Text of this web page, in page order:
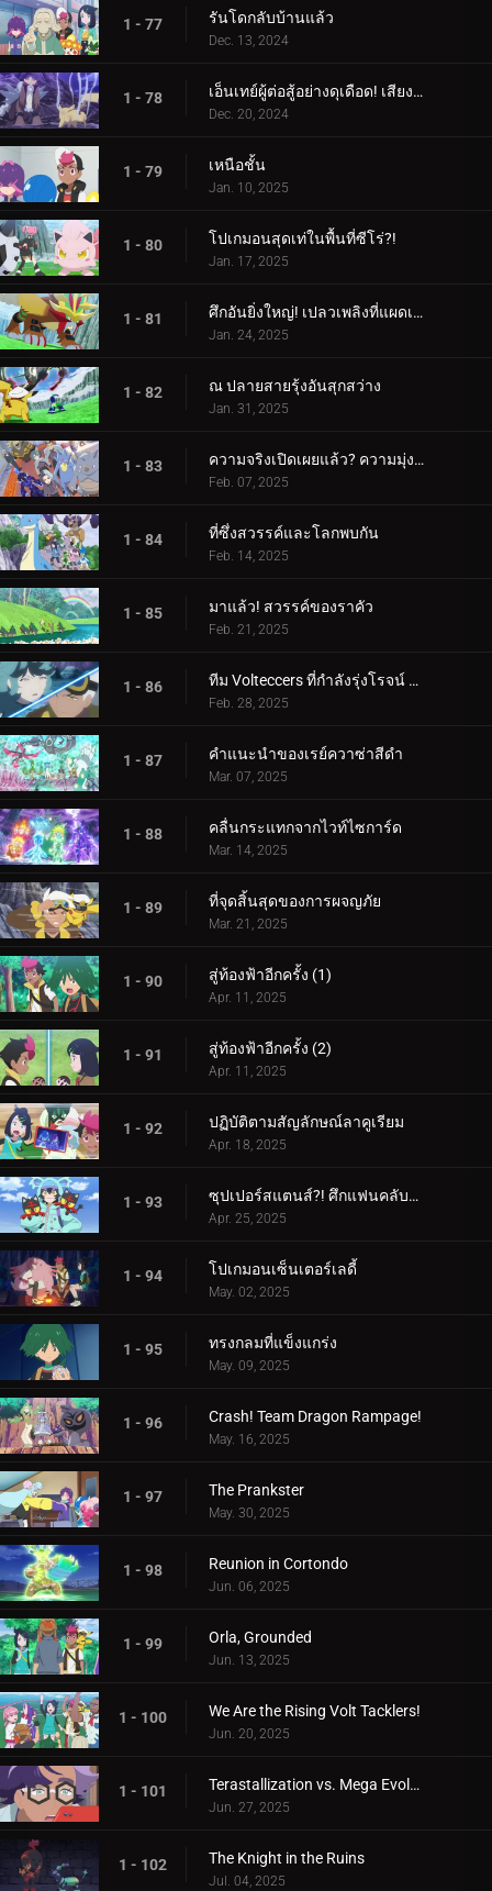
1 - 77 รันโดกลับบ้านแล้ว
Dec. 13, 2024
1 - 78 เอ็นเทย์ผู้ต่อสู้อย่างดุเดือด! เสียงร้องแห่งเปลวเพลิง!!!
Dec. 20, 2024
1 - 79 เหนือชั้น
Jan. 10, 2025
1 - 80 โปเกมอนสุดเท่ในพื้นที่ซีโร่?!
Jan. 17, 2025
1 - 81 ศึกอันยิ่งใหญ่! เปลวเพลิงที่แผดเผาโลก
Jan. 24, 2025
1 - 82 ณ ปลายสายรุ้งอันสุกสว่าง
Jan. 31, 2025
1 - 83 ความจริงเปิดเผยแล้ว? ความมุ่งมั่นของอเมทิโอ
Feb. 07, 2025
1 - 84 ที่ซึ่งสวรรค์และโลกพบกัน
Feb. 14, 2025
1 - 85 มาแล้ว! สวรรค์ของราคัว
Feb. 21, 2025
1 - 86 ทีม Volteccers ที่กำลังรุ่งโรจน์ ปะทะ ทีม Explorers!
Feb. 28, 2025
1 - 87 คำแนะนำของเรย์ควาซ่าสีดำ
Mar. 07, 2025
1 - 88 คลื่นกระแทกจากไวท์ไซการ์ด
Mar. 14, 2025
1 - 89 ที่จุดสิ้นสุดของการผจญภัย
Mar. 21, 2025
1 - 90 สู่ท้องฟ้าอีกครั้ง (1)
Apr. 11, 2025
1 - 91 สู่ท้องฟ้าอีกครั้ง (2)
Apr. 11, 2025
1 - 92 ปฏิบัติตามสัญลักษณ์ลาคูเรียม
Apr. 18, 2025
1 - 93 ซุปเปอร์สแตนส์?! ศึกแฟนคลับคุรุมิน!!
Apr. 25, 2025
1 - 94 โปเกมอนเซ็นเตอร์เลดี้
May. 02, 2025
1 - 95 ทรงกลมที่แข็งแกร่ง
May. 09, 2025
1 - 96 Crash! Team Dragon Rampage!
May. 16, 2025
1 - 97 The Prankster
May. 30, 2025
1 - 98 Reunion in Cortondo
Jun. 06, 2025
1 - 99 Orla, Grounded
Jun. 13, 2025
1 - 100 We Are the Rising Volt Tacklers!
Jun. 20, 2025
1 - 101 Terastallization vs. Mega Evolution!
Jun. 27, 2025
1 - 102 The Knight in the Ruins
Jul. 04, 2025